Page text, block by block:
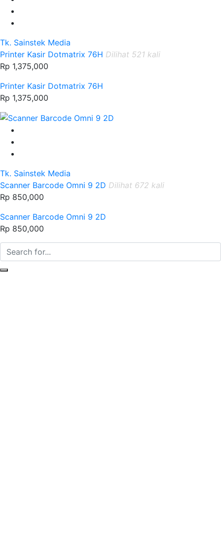
Tk. Sainstek Media
Printer Kasir Dotmatrix 76H Dilihat 521 kali
Rp 1,375,000
Printer Kasir Dotmatrix 76H
Rp 1,375,000
Tk. Sainstek Media
Scanner Barcode Omni 9 2D Dilihat 672 kali
Rp 850,000
Scanner Barcode Omni 9 2D
Rp 850,000